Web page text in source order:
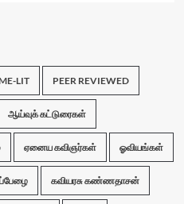
LIT PEER REVIEWED
ஆய்வுக் கட்டுரைகள்
ஏனைய கவிஞர்கள் ஓவியங்கள்
கவியரசு கண்ணதாசன்